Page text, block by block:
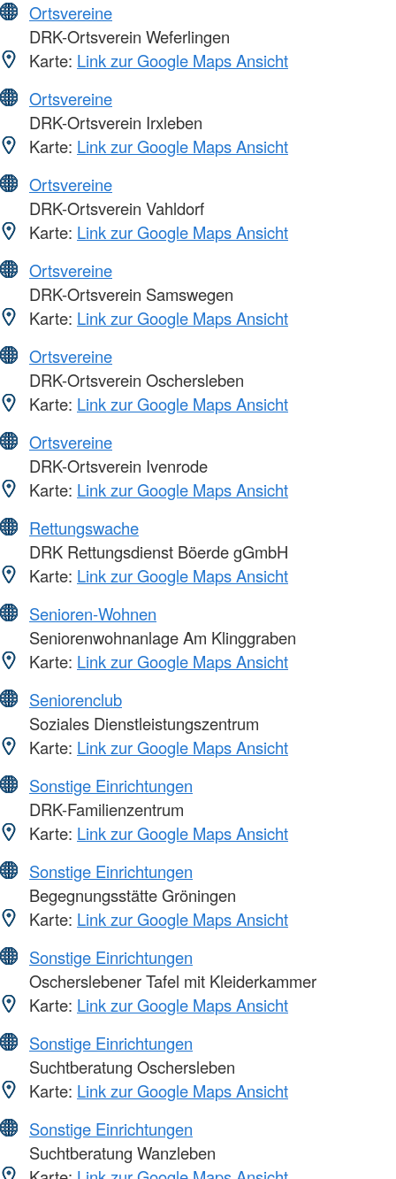
Ortsvereine
DRK-Ortsverein Weferlingen
Karte: Link zur Google Maps Ansicht
Ortsvereine
DRK-Ortsverein Irxleben
Karte: Link zur Google Maps Ansicht
Ortsvereine
DRK-Ortsverein Vahldorf
Karte: Link zur Google Maps Ansicht
Ortsvereine
DRK-Ortsverein Samswegen
Karte: Link zur Google Maps Ansicht
Ortsvereine
DRK-Ortsverein Oschersleben
Karte: Link zur Google Maps Ansicht
Ortsvereine
DRK-Ortsverein Ivenrode
Karte: Link zur Google Maps Ansicht
Rettungswache
DRK Rettungsdienst Böerde gGmbH
Karte: Link zur Google Maps Ansicht
Senioren-Wohnen
Seniorenwohnanlage Am Klinggraben
Karte: Link zur Google Maps Ansicht
Seniorenclub
Soziales Dienstleistungszentrum
Karte: Link zur Google Maps Ansicht
Sonstige Einrichtungen
DRK-Familienzentrum
Karte: Link zur Google Maps Ansicht
Sonstige Einrichtungen
Begegnungsstätte Gröningen
Karte: Link zur Google Maps Ansicht
Sonstige Einrichtungen
Oscherslebener Tafel mit Kleiderkammer
Karte: Link zur Google Maps Ansicht
Sonstige Einrichtungen
Suchtberatung Oschersleben
Karte: Link zur Google Maps Ansicht
Sonstige Einrichtungen
Suchtberatung Wanzleben